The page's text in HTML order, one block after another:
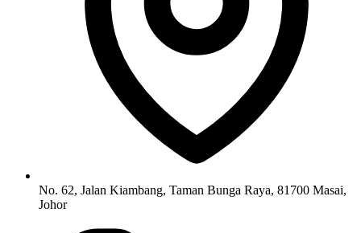
No. 62, Jalan Kiambang, Taman Bunga Raya, 81700 Masai,
Johor